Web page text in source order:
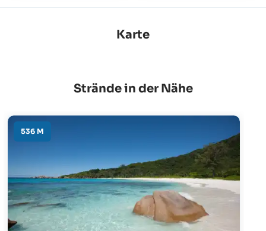
Karte
Strände in der Nähe
536 M